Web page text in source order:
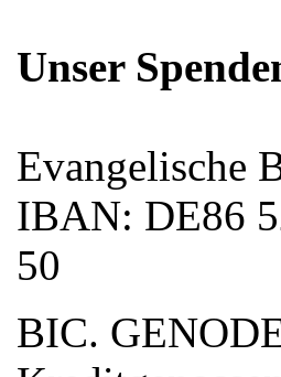
Unser
Evangelische
IBAN: DE86
50
BIC.